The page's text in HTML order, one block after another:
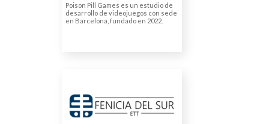
Poison Pill Games es un estudio de
desarrollo de videojuegos con sede
en Barcelona, fundado en 2022.
Traducción de contratos